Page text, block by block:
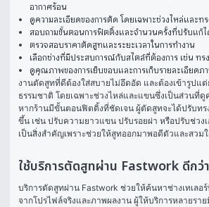
อากาศร้อน
ดูความละเอียดของการตัด โดยเฉพาะช่วงไหล่และทร
สอบถามขั้นตอนการฟิตติ้งและจำนวนครั้งที่ปรับแก้ไ
ตรวจสอบราคาตัดสูทและระยะเวลาในการทำงาน
เลือกช่างที่มีประสบการณ์กับสไตล์ที่ต้องการ เช่น ทร
ดูคุณภาพของการเย็บขอบและการเก็บรายละเอียดภ
งานตัดสูทที่ดีต้องใส่สบายไม่อึดอัด และต้องเข้ารูปแ
ธรรมชาติ โดยเฉพาะช่วงไหล่และแขนซึ่งเป็นส่วนที่ดู
หากร้านมีขั้นตอนฟิตติ้งที่ชัดเจน ผู้ตัดสูทจะได้ปรับทร
ขึ้น เช่น ปรับความยาวแขน ปรับรอยผ่า หรือปรับช่วง
เป็นสิ่งสำคัญเพราะช่วยให้สูทออกมาพอดีตัวและสวม
ใช้บริการตัดสูทผ่าน Fastwork ดีกว่า
บริการตัดสูทผ่าน Fastwork ช่วยให้ค้นหาช่างเทเลอ
จากโปรไฟล์จริงและภาพผลงาน ผู้ให้บริการหลายรา